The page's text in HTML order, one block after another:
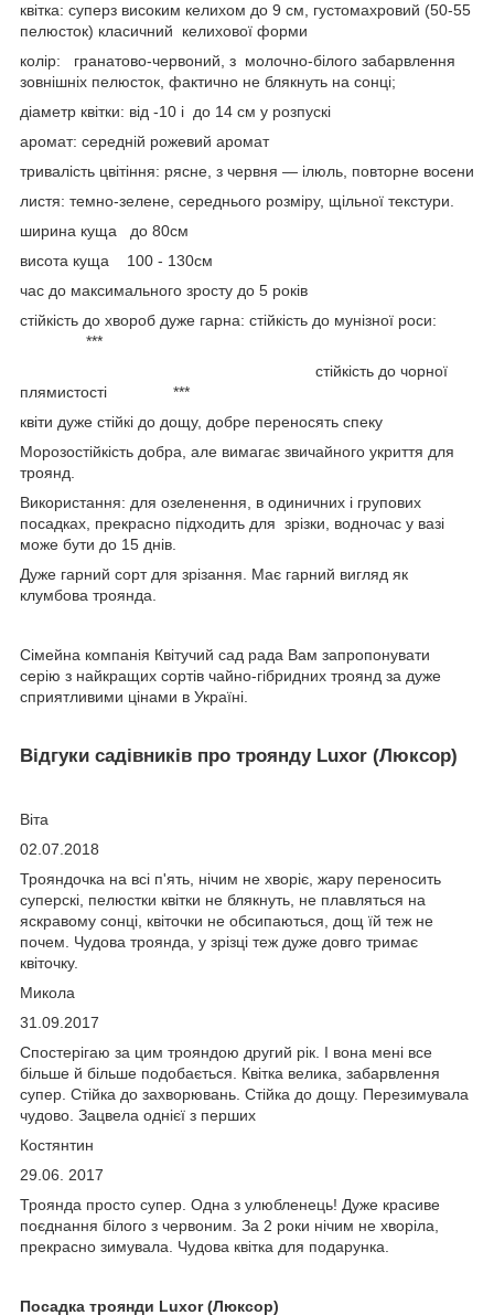
квітка: суперз високим келихом до 9 см, густомахровий (50-55
пелюсток) класичний келихової форми
колір: гранатово-червоний, з молочно-білого забарвлення
зовнішніх пелюсток, фактично не блякнуть на сонці;
діаметр квітки: від -10 і до 14 см у розпускі
аромат: середній рожевий аромат
тривалість цвітіння: рясне, з червня — ілюль, повторне восени
листя: темно-зелене, середнього розміру, щільної текстури.
ширина куща до 80см
висота куща 100 - 130см
час до максимального зросту до 5 років
стійкість до хвороб дуже гарна: стійкість до мунізної роси:
***
стійкість до чорної
плямистості ***
квіти дуже стійкі до дощу, добре переносять спеку
Морозостійкість добра, але вимагає звичайного укриття для
троянд.
Використання: для озеленення, в одиничних і групових
посадках, прекрасно підходить для зрізки, водночас у вазі
може бути до 15 днів.
Дуже гарний сорт для зрізання. Має гарний вигляд як
клумбова троянда.
Сімейна компанія Квітучий сад рада Вам запропонувати
серію з найкращих сортів чайно-гібридних троянд за дуже
сприятливими цінами в Україні.
Відгуки садівників про троянду Luxor (Люксор)
Віта
02.07.2018
Трояндочка на всі п'ять, нічим не хворіє, жару переносить
суперскі, пелюстки квітки не блякнуть, не плавляться на
яскравому сонці, квіточки не обсипаються, дощ їй теж не
почем. Чудова троянда, у зрізці теж дуже довго тримає
квіточку.
Микола
31.09.2017
Спостерігаю за цим трояндою другий рік. І вона мені все
більше й більше подобається. Квітка велика, забарвлення
супер. Стійка до захворювань. Стійка до дощу. Перезимувала
чудово. Зацвела однієї з перших
Костянтин
29.06. 2017
Троянда просто супер. Одна з улюбленець! Дуже красиве
поєднання білого з червоним. За 2 роки нічим не хворіла,
прекрасно зимувала. Чудова квітка для подарунка.
Посадка троянди Luxor (Люксор)